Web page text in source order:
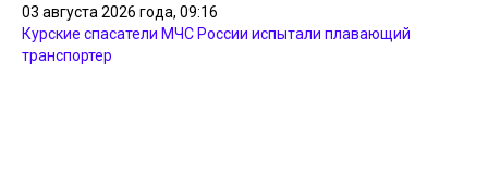
03 августа 2026 года, 09:16
Курские спасатели МЧС России испытали плавающий
транспортер